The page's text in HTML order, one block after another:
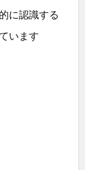
に認識する
います